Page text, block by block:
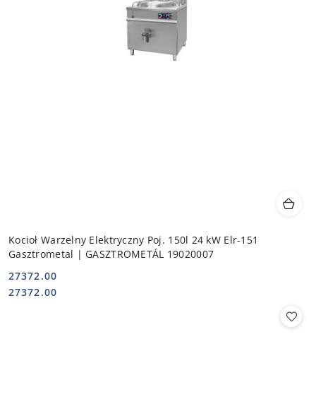
Kocioł Warzelny Elektryczny Poj. 150l 24 kW Elr-151
Gasztrometal | GASZTROMETÁL 19020007
Cena:
27372.00
Cena:
27372.00